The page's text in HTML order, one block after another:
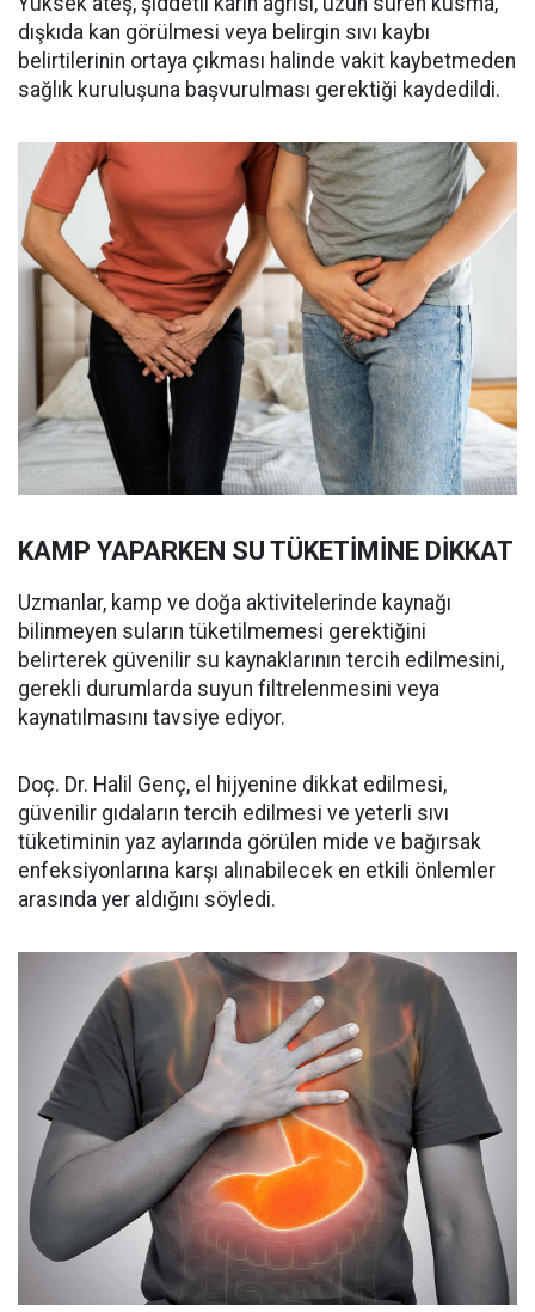
dışkıda kan görülmesi veya belirgin sıvı kaybı
belirtilerinin ortaya çıkması halinde vakit kaybetmeden
sağlık kuruluşuna başvurulması gerektiği kaydedildi.
KAMP YAPARKEN SU TÜKETİMİNE DİKKAT
Uzmanlar, kamp ve doğa aktivitelerinde kaynağı
bilinmeyen suların tüketilmemesi gerektiğini
belirterek güvenilir su kaynaklarının tercih edilmesini,
gerekli durumlarda suyun filtrelenmesini veya
kaynatılmasını tavsiye ediyor.
Doç. Dr. Halil Genç, el hijyenine dikkat edilmesi,
güvenilir gıdaların tercih edilmesi ve yeterli sıvı
tüketiminin yaz aylarında görülen mide ve bağırsak
enfeksiyonlarına karşı alınabilecek en etkili önlemler
arasında yer aldığını söyledi.